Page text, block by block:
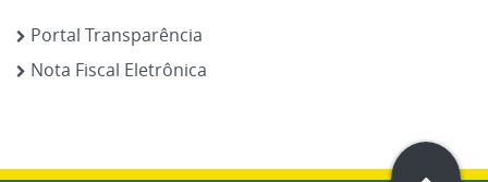
Portal Transparência
Nota Fiscal Eletrônica